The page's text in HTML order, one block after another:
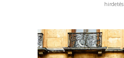
hirdetés